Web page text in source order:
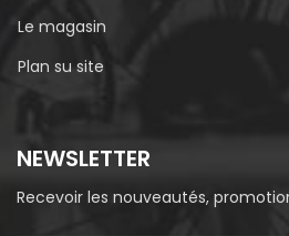
Le magasin
Plan su site
NEWSLETTER
Recevoir les nouveautés,